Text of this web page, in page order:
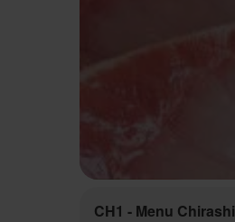
CH1 - Menu Chirashi